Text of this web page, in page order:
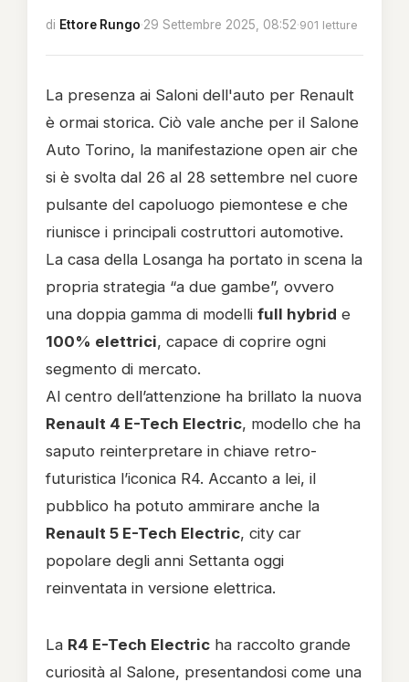
di Ettore Rungo·29 Settembre 2025, 08:52·901 letture
La presenza ai Saloni dell'auto per Renault
è ormai storica. Ciò vale anche per il Salone
Auto Torino, la manifestazione open air che
si è svolta dal 26 al 28 settembre nel cuore
pulsante del capoluogo piemontese e che
riunisce i principali costruttori automotive.
La casa della Losanga ha portato in scena la
propria strategia “a due gambe”, ovvero
una doppia gamma di modelli full hybrid e
100% elettrici, capace di coprire ogni
segmento di mercato.
Al centro dell’attenzione ha brillato la nuova
Renault 4 E-Tech Electric, modello che ha
saputo reinterpretare in chiave retro-
futuristica l’iconica R4. Accanto a lei, il
pubblico ha potuto ammirare anche la
Renault 5 E-Tech Electric, city car
popolare degli anni Settanta oggi
reinventata in versione elettrica.
La R4 E-Tech Electric ha raccolto grande
curiosità al Salone, presentandosi come una